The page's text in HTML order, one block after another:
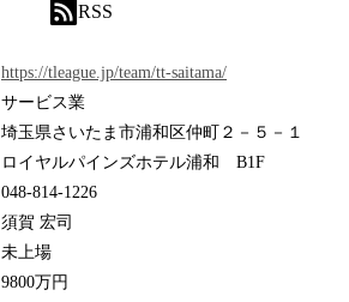
RSS
https://tleague.jp/team/tt-saitama/
サービス業
埼玉県さいたま市浦和区仲町２－５－１
ロイヤルパインズホテル浦和 B1F
048-814-1226
須賀 宏司
未上場
9800万円